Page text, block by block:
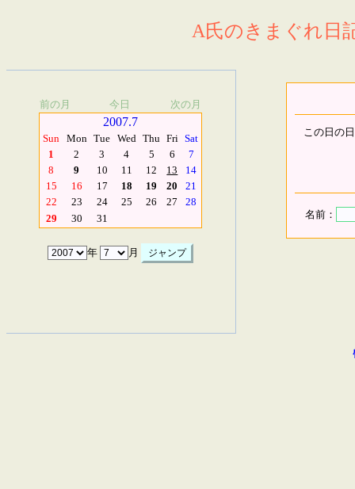
A氏のきまぐれ日
前の月 今日 次の月
2007.7
Sun Mon Tue Wed Thu Fri Sat
1
2 3 4 5 6
7
8
9 10 11 12 13
14
15
16 17 18 19 20
21
22
23 24 25 26 27
28
29
30 31
年 月
この日の
名前：